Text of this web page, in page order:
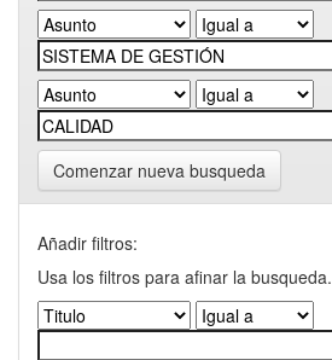
Comenzar nueva busqueda
Añadir filtros:
Usa los filtros para afinar la busqueda.